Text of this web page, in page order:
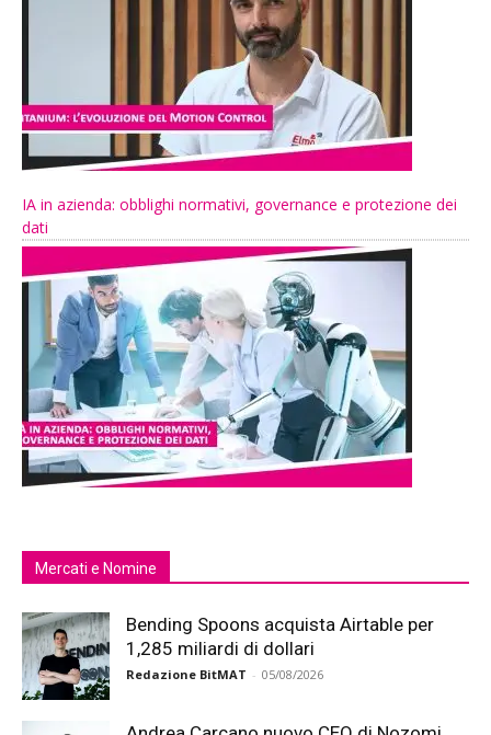
IA in azienda: obblighi normativi, governance e protezione dei
dati
Mercati e Nomine
Bending Spoons acquista Airtable per
1,285 miliardi di dollari
Redazione BitMAT - 05/08/2026